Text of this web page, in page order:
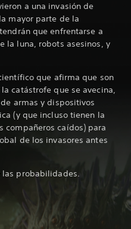
a una invasión de
mayor parte de la
que enfrentarse a
la luna, robots asesinos, y
que afirma que son
catástrofe que se avecina,
armas y dispositivos
(y que incluso tienen la
caídos) para
de los invasores antes
las probabilidades.